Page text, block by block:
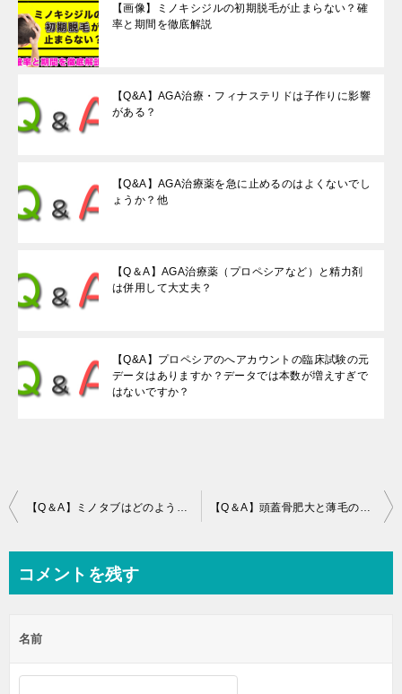
【画像】ミノキシジルの初期脱毛が止まらない？確
率と期間を徹底解説
【Q&A】AGA治療・フィナステリドは子作りに影響
がある？
【Q&A】AGA治療薬を急に止めるのはよくないでし
ょうか？他
【Q＆A】AGA治療薬（プロペシアなど）と精力剤
は併用して大丈夫？
【Q&A】プロペシアのへアカウントの臨床試験の元
データはありますか？データでは本数が増えすぎで
はないですか？
投
ビ
ー
シ
【Q＆A】ミノタブはどのように中止しましたか？ 【Q＆A】頭蓋骨肥大と薄毛の関係についてどう思いますか？
コメントを残す
名前